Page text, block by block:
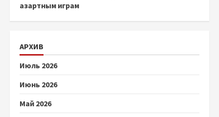
азартным играм
АРХИВ
Июль 2026
Июнь 2026
Май 2026